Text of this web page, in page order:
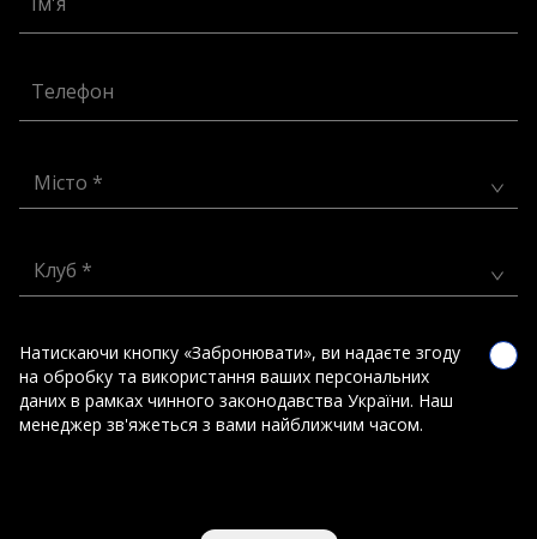
Телефон
Місто *
Клуб *
Натискаючи кнопку «Забронювати», ви надаєте згоду
на обробку та використання ваших персональних
даних в рамках чинного законодавства України. Наш
менеджер зв'яжеться з вами найближчим часом.